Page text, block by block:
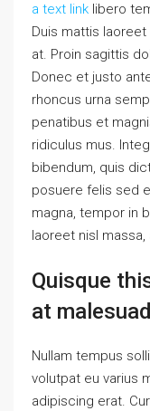
a text link libero
Duis mattis
at. Proin sagittis
Donec et justo
rhoncus urna
penatibus et
ridiculus mus.
bibendum, quis
posuere felis sed
magna, tempor in
laoreet nisl
Quisque
at
Nullam tempus
volutpat eu varius
adipiscing erat.